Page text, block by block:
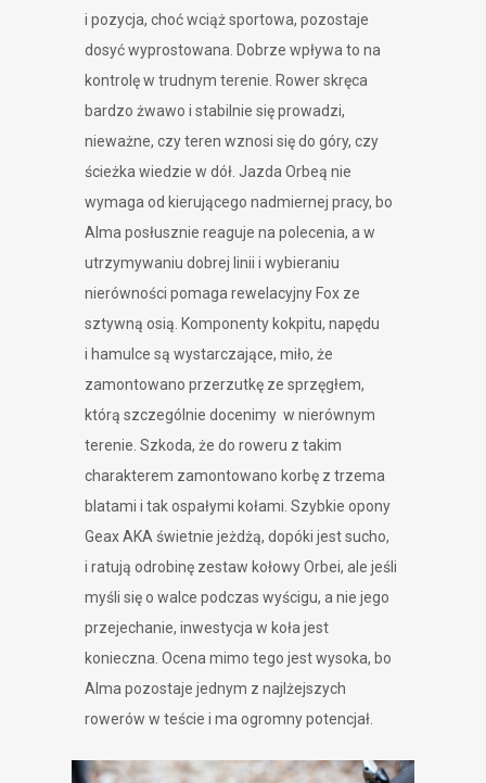
i pozycja, choć wciąż sportowa, pozostaje
dosyć wyprostowana. Dobrze wpływa to na
kontrolę w trudnym terenie. Rower skręca
bardzo żwawo i stabilnie się prowadzi,
nieważne, czy teren wznosi się do góry, czy
ścieżka wiedzie w dół. Jazda Orbeą nie
wymaga od kierującego nadmiernej pracy, bo
Alma posłusznie reaguje na polecenia, a w
utrzymywaniu dobrej linii i wybieraniu
nierówności pomaga rewelacyjny Fox ze
sztywną osią. Komponenty kokpitu, napędu
i hamulce są wystarczające, miło, że
zamontowano przerzutkę ze sprzęgłem,
którą szczególnie docenimy w nierównym
terenie. Szkoda, że do roweru z takim
charakterem zamontowano korbę z trzema
blatami i tak ospałymi kołami. Szybkie opony
Geax AKA świetnie jeżdżą, dopóki jest sucho,
i ratują odrobinę zestaw kołowy Orbei, ale jeśli
myśli się o walce podczas wyścigu, a nie jego
przejechanie, inwestycja w koła jest
konieczna. Ocena mimo tego jest wysoka, bo
Alma pozostaje jednym z najlżejszych
rowerów w teście i ma ogromny potencjał.